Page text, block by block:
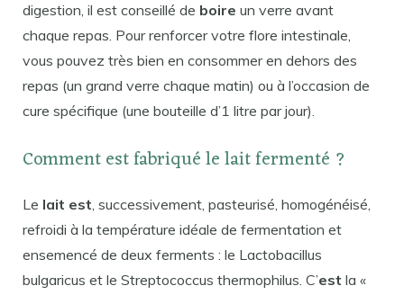
digestion, il est conseillé de boire un verre avant
chaque repas. Pour renforcer votre flore intestinale,
vous pouvez très bien en consommer en dehors des
repas (un grand verre chaque matin) ou à l’occasion de
cure spécifique (une bouteille d’1 litre par jour).
Comment est fabriqué le lait fermenté ?
Le lait est, successivement, pasteurisé, homogénéisé,
refroidi à la température idéale de fermentation et
ensemencé de deux ferments : le Lactobacillus
bulgaricus et le Streptococcus thermophilus. C’est la «